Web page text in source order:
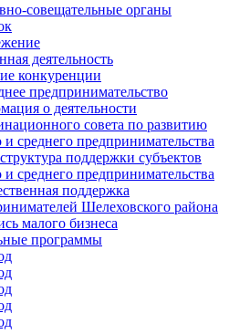
совещательные органы
деятельность
конкуренции
предпринимательство
о деятельности
совета по развитию
и среднего предпринимательства
поддержки субъектов
и среднего предпринимательства
поддержка
Шелеховского района
малого бизнеса
программы